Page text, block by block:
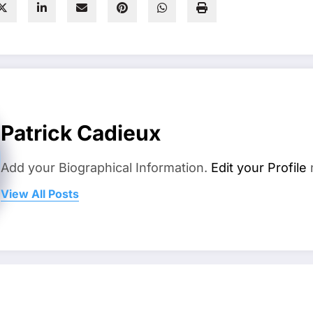
Patrick Cadieux
Add your Biographical Information. Edit your Profile
View All Posts